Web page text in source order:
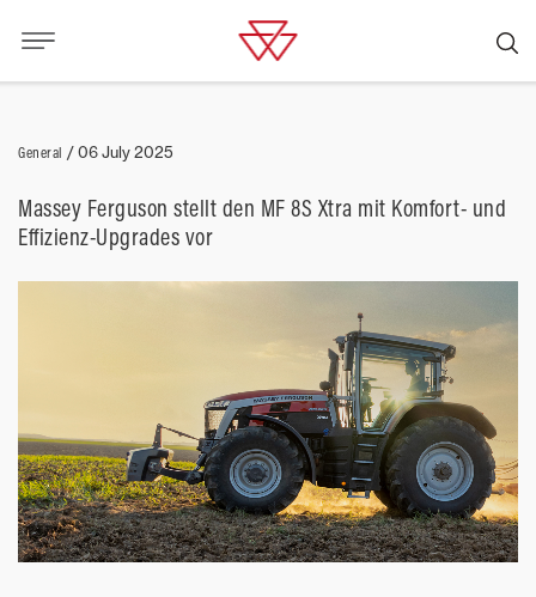
General /06 July 2025
Massey Ferguson stellt den MF 8S Xtra mit Komfort- und
Effizienz-Upgrades vor